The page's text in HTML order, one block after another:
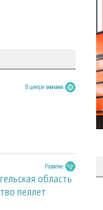
В центре внимания
Развитие
область
пеллет